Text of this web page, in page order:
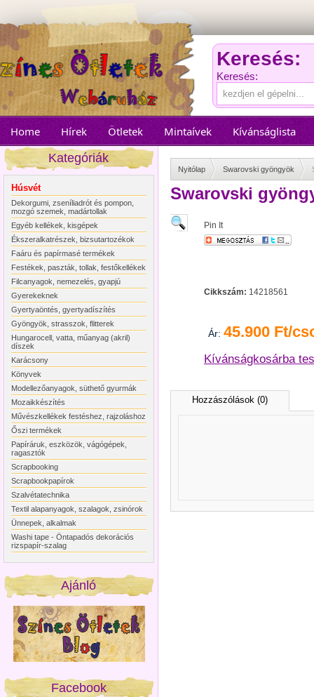
Keresés:
Keresés:
Home Hírek Ötletek Mintaívek
Kívánságlista
Kategóriák
Húsvét
Dekorgumi, zseníliadrót és pompon,
mozgó szemek, madártollak
Egyéb kellékek, kisgépek
Ékszeralkatrészek, bizsutartozékok
Faáru és papírmasé termékek
Festékek, paszták, tollak, festőkellékek
Filcanyagok, nemezelés, gyapjú
Gyerekeknek
Gyertyaöntés, gyertyadíszítés
Gyöngyök, strasszok, flitterek
Hungarocell, vatta, műanyag (akril)
díszek
Karácsony
Könyvek
Modellezőanyagok, süthető gyurmák
Mozaikkészítés
Művészkellékek festéshez, rajzoláshoz
Őszi termékek
Papíráruk, eszközök, vágógépek,
ragasztók
Scrapbooking
Scrapbookpapírok
Szalvétatechnika
Textil alapanyagok, szalagok, zsinórok
Ünnepek, alkalmak
Washi tape - Öntapadós dekorációs
rizspapír-szalag
Ajánló
Facebook
Nyitólap Swarovski gyöngyök
Swarovski
Pin It
Cikkszám: 14218561
Ár: 45.900 Ft/
Kívánságkosárba
Hozzászólások (0)